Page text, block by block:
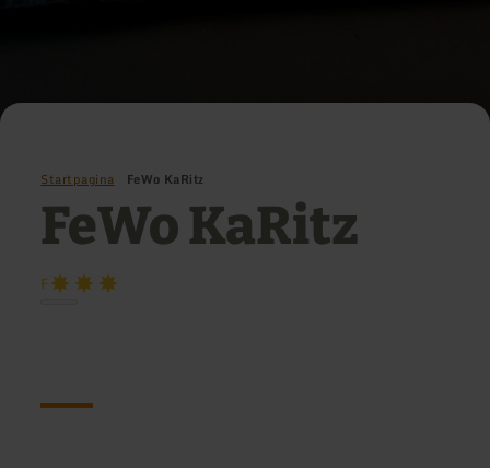
Startpagina FeWo KaRitz
FeWo KaRitz
F